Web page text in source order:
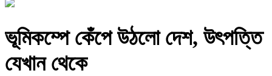
ভূমিকম্পে কেঁপে উঠলো দেশ, উৎপত্তি
যেখান থেকে